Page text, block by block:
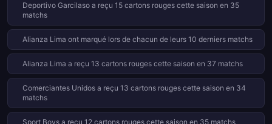
Deportivo Garcilaso a reçu 15 cartons rouges cette saison en 35
matchs
Alianza Lima ont marqué lors de chacun de leurs 10 derniers matchs
Alianza Lima a reçu 13 cartons rouges cette saison en 37 matchs
Comerciantes Unidos a reçu 13 cartons rouges cette saison en 34
matchs
Sport Boys a reçu 12 cartons rouges cette saison en 35 matchs